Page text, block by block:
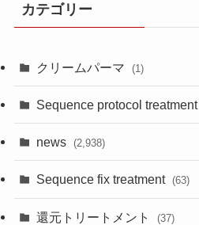
カテゴリー
クリームパーマ (1)
Sequence protocol treatment
news (2,938)
Sequence fix treatment (63)
還元トリートメント (37)